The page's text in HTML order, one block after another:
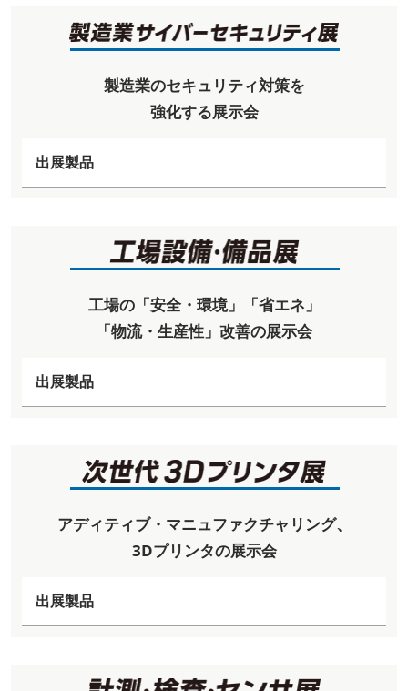
製造業のセキュリティ対策を
強化する展示会
出展製品
工場の「安全・環境」「省エネ」
「物流・生産性」改善の展示会
出展製品
アディティブ・マニュファクチャリング、
3Dプリンタの展示会
出展製品